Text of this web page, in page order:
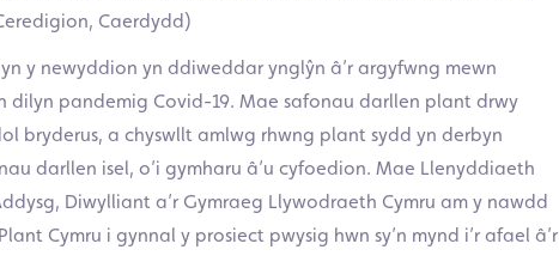
Caerdydd)
y newyddion yn ddiweddar ynglŷn â’r argyfwng mewn
dilyn pandemig Covid-19. Mae safonau darllen plant drwy
bryderus, a chyswllt amlwg rhwng plant sydd yn derbyn
darllen isel, o’i gymharu â’u cyfoedion. Mae Llenyddiaeth
Diwylliant a’r Gymraeg Llywodraeth Cymru am y nawdd
Cymru i gynnal y prosiect pwysig hwn sy’n mynd i’r afael â’r